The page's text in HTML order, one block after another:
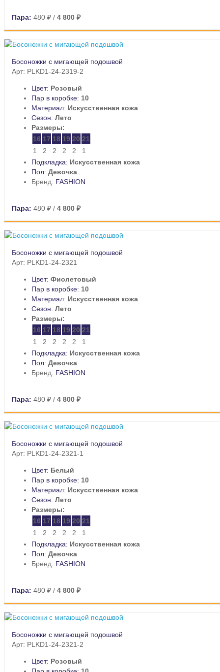
Пара: 480 ₽ / 4 800 ₽
Босоножки с мигающей подошвой
Арт: PLKD1-24-2319-2
Цвет: Розовый
Пар в коробке: 10
Материал: Искусственная кожа
Сезон: Лето
Размеры:
16 17 18 19 20 21
1
2 2 2 2
1
Подкладка: Искусственная кожа
Пол: Девочка
Бренд: FASHION
Пара: 480 ₽ / 4 800 ₽
Босоножки с мигающей подошвой
Арт: PLKD1-24-2321
Цвет: Фиолетовый
Пар в коробке: 10
Материал: Искусственная кожа
Сезон: Лето
Размеры:
16 17 18 19 20 21
1
2 2 2 2
1
Подкладка: Искусственная кожа
Пол: Девочка
Бренд: FASHION
Пара: 480 ₽ / 4 800 ₽
Босоножки с мигающей подошвой
Арт: PLKD1-24-2321-1
Цвет: Белый
Пар в коробке: 10
Материал: Искусственная кожа
Сезон: Лето
Размеры:
16 17 18 19 20 21
1
2 2 2 2
1
Подкладка: Искусственная кожа
Пол: Девочка
Бренд: FASHION
Пара: 480 ₽ / 4 800 ₽
Босоножки с мигающей подошвой
Арт: PLKD1-24-2321-2
Цвет: Розовый